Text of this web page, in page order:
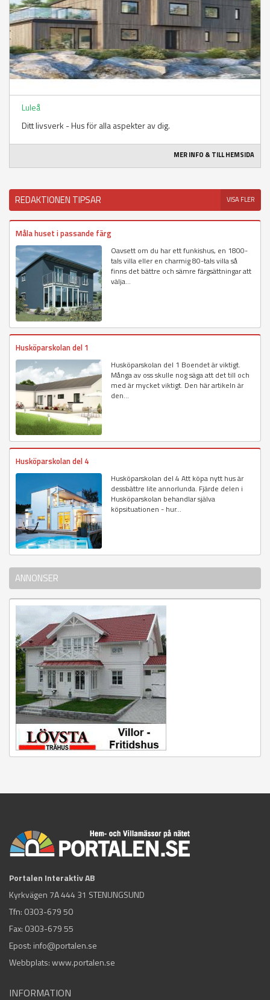
Luleå
Ditt livsverk - Hus för alla aspekter av dig.
MER INFO & TILL HEMSIDA
REDAKTIONEN TIPSAR VISA FLER
Måla huset i passande färg
Oavsett om du har ett funkishus, en 1800-
tals villa eller en charmig 80-tals villa så
finns det bättre och sämre färgsättningar att
välja...
Husköparskolan del 1
Husköparskolan del 1 Boendet är viktigt.
Många av oss skulle nog säga att det till och
med är mycket viktigt. Den här artikeln är
den...
Husköparskolan del 4
Husköparskolan del 4 Att köpa nytt hus är
dessbättre lite annorlunda. Fjärde delen i
Husköparskolan behandlar själva
köpsituationen - hur...
ANNONSER
Portalen Interaktiv AB
Kyrkvägen 7A 444 31 STENUNGSUND
Tfn: 0303-679 50
Fax: 0303-679 55
Epost: info@portalen.se
Webbplats: www.portalen.se
INFORMATION